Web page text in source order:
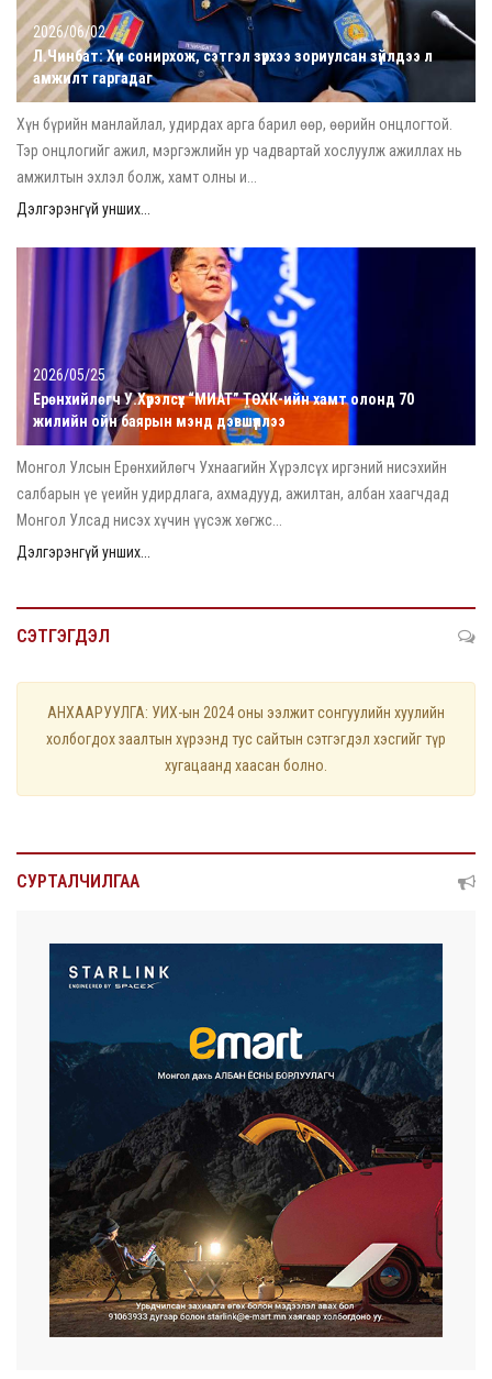
2026/06/02
Л.Чинбат: Хүн сонирхож, сэтгэл зүрхээ зориулсан зүйлдээ л
амжилт гаргадаг
Хүн бүрийн манлайлал, удирдах арга барил өөр, өөрийн онцлогтой.
Тэр онцлогийг ажил, мэргэжлийн ур чадвартай хослуулж ажиллах нь
амжилтын эхлэл болж, хамт олны и...
Дэлгэрэнгүй унших...
2026/05/25
Ерөнхийлөгч У.Хүрэлсүх “МИАТ” ТӨХК-ийн хамт олонд 70
жилийн ойн баярын мэнд дэвшүүллээ
Монгол Улсын Ерөнхийлөгч Ухнаагийн Хүрэлсүх иргэний нисэхийн
салбарын үе үеийн удирдлага, ахмадууд, ажилтан, албан хаагчдад
Монгол Улсад нисэх хүчин үүсэж хөгжс...
Дэлгэрэнгүй унших...
СЭТГЭГДЭЛ
АНХААРУУЛГА: УИХ-ын 2024 оны ээлжит сонгуулийн хуулийн
холбогдох заалтын хүрээнд тус сайтын сэтгэгдэл хэсгийг түр
хугацаанд хаасан болно.
СУРТАЛЧИЛГАА